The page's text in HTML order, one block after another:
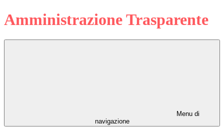
Amministrazione Trasparente
Menu di
navigazione